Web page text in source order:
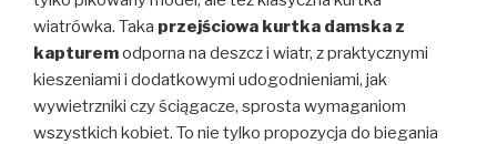
wiatrówka. Taka przejściowa kurtka damska z
kapturemodporna na deszcz i wiatr, z praktycznymi
kieszeniami i dodatkowymi udogodnieniami, jak
wywietrzniki czy ściągacze, sprosta wymaganiom
wszystkich kobiet. To nie tylko propozycja do biegania